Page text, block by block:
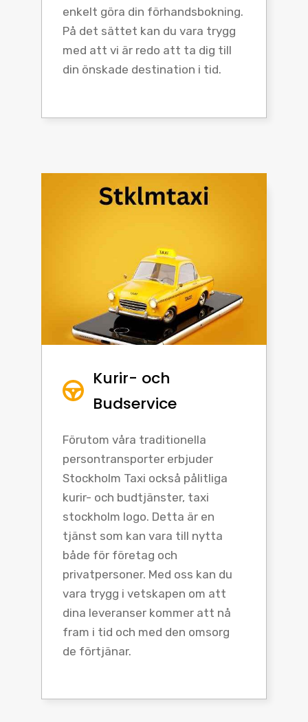
enkelt göra din förhandsbokning.
På det sättet kan du vara trygg
med att vi är redo att ta dig till
din önskade destination i tid.
Kurir- och
Budservice
Förutom våra traditionella
persontransporter erbjuder
Stockholm Taxi också pålitliga
kurir- och budtjänster, taxi
stockholm logo. Detta är en
tjänst som kan vara till nytta
både för företag och
privatpersoner. Med oss kan du
vara trygg i vetskapen om att
dina leveranser kommer att nå
fram i tid och med den omsorg
de förtjänar.